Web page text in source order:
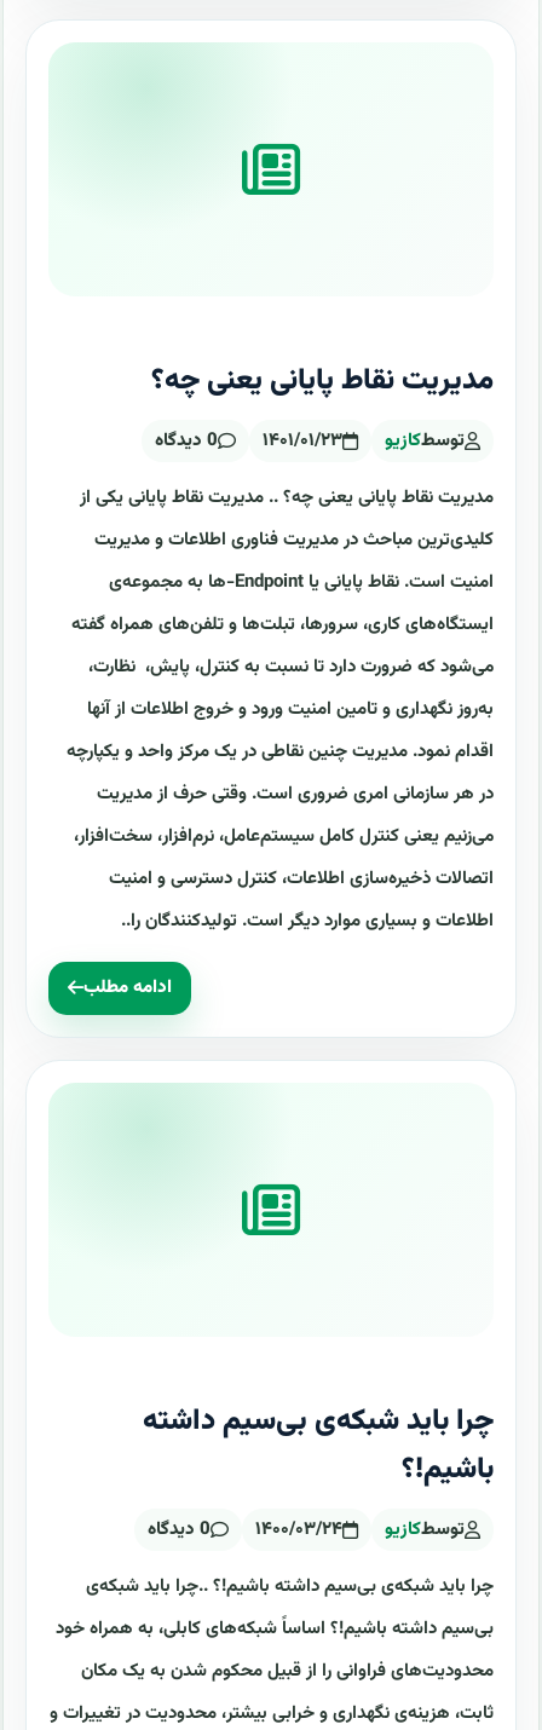
مدیریت نقاط پایانی یعنی چه؟
توسطکازیو ۱۴۰۱/۰۱/۲۳ 0 دیدگاه
مدیریت نقاط پایانی یعنی چه؟ .. مدیریت نقاط پایانی یکی از
کلیدی‌ترین مباحث در مدیریت فناوری اطلاعات و مدیریت
امنیت است. نقاط پایانی یا Endpoint-ها به مجموعه‌ی
ایستگاه‌های کاری، سرورها، تبلت‌ها و تلفن‌های همراه گفته
می‌شود که ضرورت دارد تا نسبت به کنترل، پایش، نظارت،
به‌روز نگهداری و تامین امنیت ورود و خروج اطلاعات از آنها
اقدام نمود. مدیریت چنین نقاطی در یک مرکز واحد و یکپارچه
در هر سازمانی امری ضروری است. وقتی حرف از مدیریت
می‌زنیم یعنی کنترل کامل سیستم‌عامل، نرم‌افزار، سخت‌افزار،
اتصالات ذخیره‌سازی اطلاعات، کنترل دسترسی و امنیت
اطلاعات و بسیاری موارد دیگر است. تولید‌کنندگان را..
ادامه مطلب
چرا باید شبکه‌ی بی‌سیم داشته
باشیم!؟
توسطکازیو ۱۴۰۰/۰۳/۲۴ 0 دیدگاه
چرا باید شبکه‌ی بی‌سیم داشته باشیم!؟ ..چرا باید شبکه‌ی
بی‌سیم داشته باشیم!؟ اساساً شبکه‌های کابلی، به همراه خود
محدودیت‌های فراوانی را از قبیل محکوم شدن به یک مکان
ثابت، هزینه‌ی نگهداری و خرابی بیشتر، محدودیت در تغییرات و